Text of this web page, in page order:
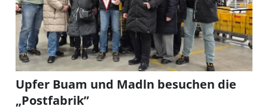
Upfer Buam und Madln besuchen die
„Postfabrik”